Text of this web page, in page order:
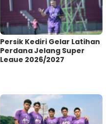
Persik Kediri Gelar Latihan
Perdana Jelang Super
Leaue 2026/2027